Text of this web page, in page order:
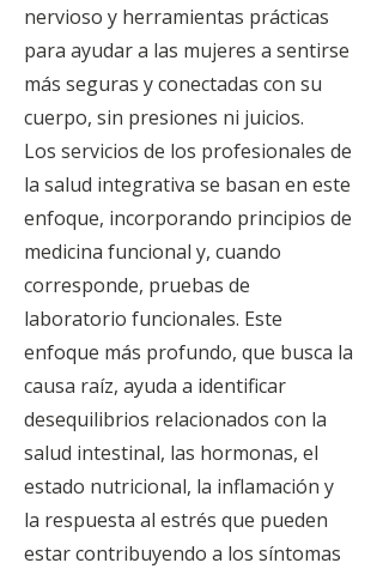
nervioso y herramientas prácticas
para ayudar a las mujeres a sentirse
más seguras y conectadas con su
cuerpo, sin presiones ni juicios.
Los servicios de los profesionales de
la salud integrativa se basan en este
enfoque, incorporando principios de
medicina funcional y, cuando
corresponde, pruebas de
laboratorio funcionales. Este
enfoque más profundo, que busca la
causa raíz, ayuda a identificar
desequilibrios relacionados con la
salud intestinal, las hormonas, el
estado nutricional, la inflamación y
la respuesta al estrés que pueden
estar contribuyendo a los síntomas